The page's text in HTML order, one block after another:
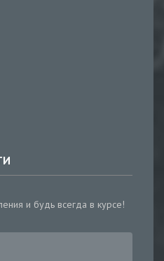
и будь всегда в курсе!